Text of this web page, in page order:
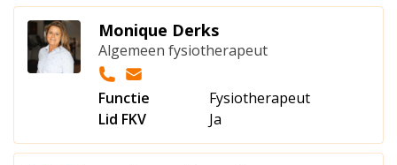
Monique Derks
Algemeen fysiotherapeut
Functie
Fysiotherapeut
Lid FKV
Ja